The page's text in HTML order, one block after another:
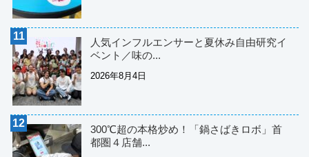
人気インフルエンサーと夏休み自由研究イ
ベント／味の...
2026年8月4日
300℃超の本格炒め！「鍋さばきロボ」首
都圏４店舗...